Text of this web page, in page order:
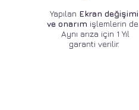
Yapılan Ekran değişimi
ve onarım işlemlerin de
Aynı arıza için 1 Yıl
garanti verilir.